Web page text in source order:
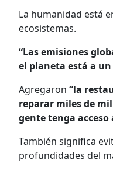
La humanidad está
ecosistemas.
“Las emisiones
el planeta está a
Agregaron “la
reparar miles de
gente tenga
También significa
profundidades del